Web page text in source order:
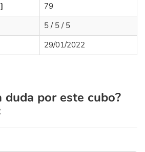
79
5 / 5 / 5
29/01/2022
duda por este cubo?